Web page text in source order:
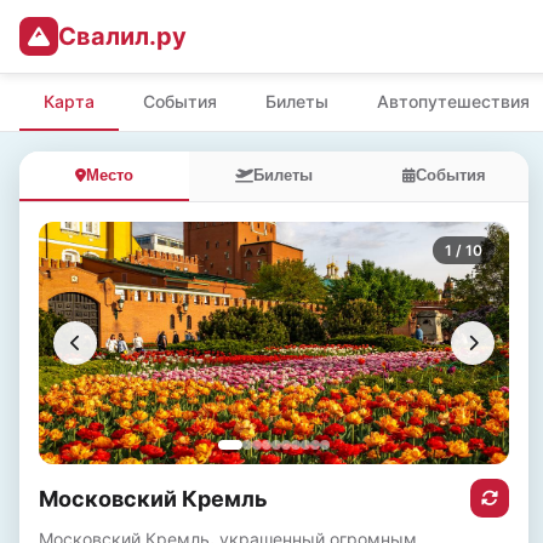
Свалил.ру
Карта События Билеты Автопутешествия
Место Билеты События
1 / 10
Московский Кремль
Московский Кремль, украшенный огромным